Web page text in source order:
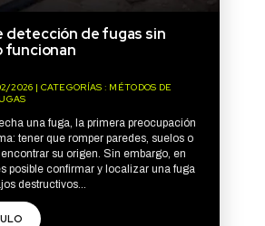
detección de fugas sin
funcionan
2026 | CATEGORÍAS : MÉTODOS DE
una fuga, la primera preocupación
tener que romper paredes, suelos o
su origen. Sin embargo, en
posible confirmar y localizar una fuga
destructivos...